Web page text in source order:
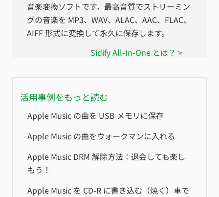
音楽変換ソフトです。最高音質でストリーミン
グの音楽を MP3、WAV、ALAC、AAC、FLAC、
AIFF 形式に変換して永久に保存します。
Sidify All-In-One とは？ >
活用事例をもっと読む
Apple Music の曲を USB メモリに保存
Apple Music の曲をウォークマンに入れる
Apple Music DRM 解除方法：退会しても楽し
もう！
Apple Music を CD-R に書き込む（焼く）車で